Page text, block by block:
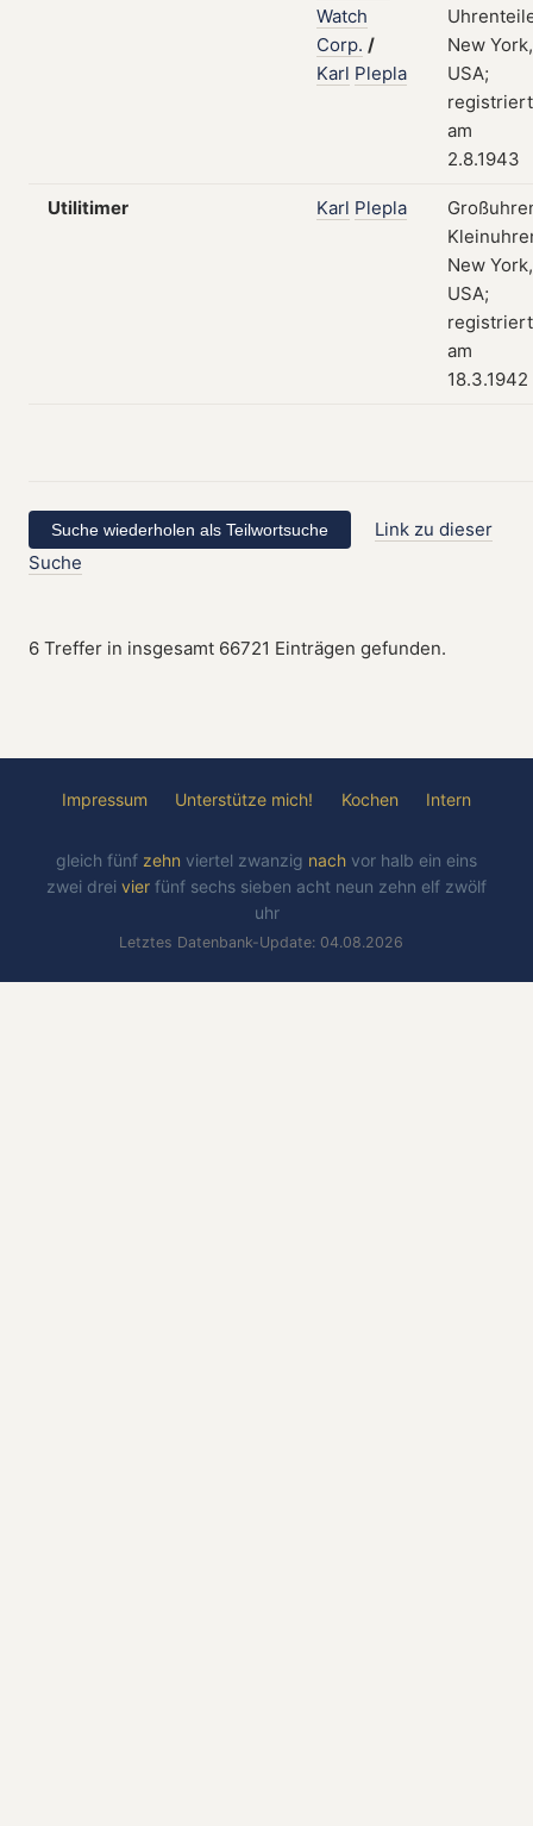
Watch
Corp. /
Karl Plepla
New York,
USA;
registriert
am
2.8.1943
Utilitimer Karl Plepla
New York,
USA;
registriert
am
18.3.1942
Link zu dieser
Suche
6 Treffer in insgesamt 66721 Einträgen gefunden.
Impressum Unterstütze mich! Kochen Intern
gleich fünf zehn viertel zwanzig nach vor halb ein eins
zwei drei vier fünf sechs sieben acht neun zehn elf zwölf
uhr
Letztes Datenbank-Update: 04.08.2026